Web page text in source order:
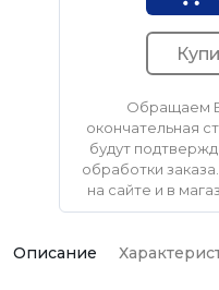
Обращаем
окончательная
будут
обработки
на сайте и в
Описание